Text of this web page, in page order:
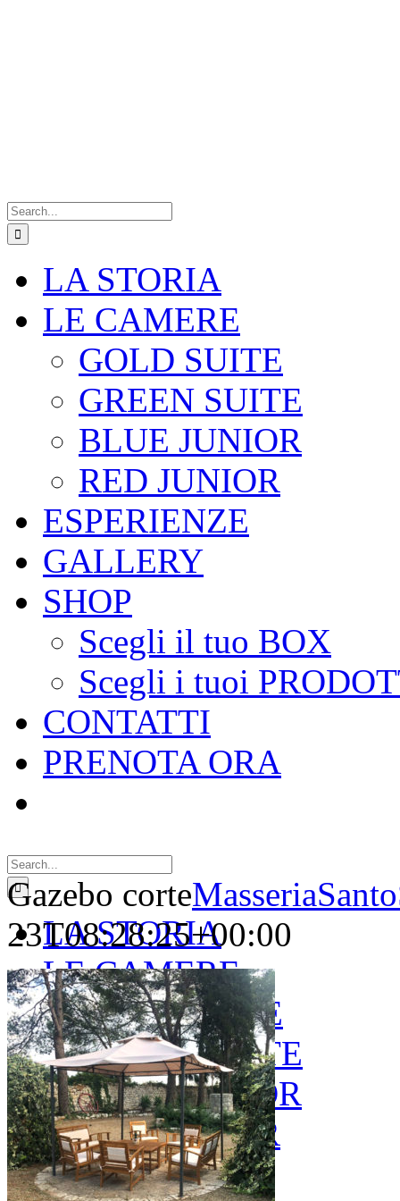
for:
LA STORIA
LE CAMERE
GOLD SUITE
GREEN SUITE
BLUE JUNIOR
RED JUNIOR
ESPERIENZE
GALLERY
SHOP
Scegli il tuo BOX
Scegli i tuoi
CONTATTI
PRENOTA ORA
for:
LA STORIA
LE CAMERE
GOLD SUITE
GREEN SUITE
BLUE JUNIOR
RED JUNIOR
ESPERIENZE
Gazebo corte
23T08:28:25+00:00